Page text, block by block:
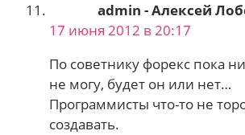
admin - Алексей
17 июня 2012 в 20:17
По советнику форекс пока
не могу, будет он или нет…
Программисты что-то не
создавать.